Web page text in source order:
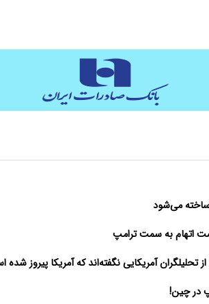
می‌شود
اتهام به سمت ترامپ
آمریکایی نگفته‌اند که آمریکا پیروز
در چین!